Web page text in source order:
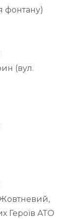
фонтану)
(вул.
Жовтневий,
Героїв АТО